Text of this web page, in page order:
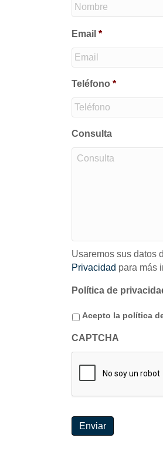
Email *
Teléfono *
Consulta
Usaremos sus datos
Privacidad para más
Política de
Acepto la política
CAPTCHA